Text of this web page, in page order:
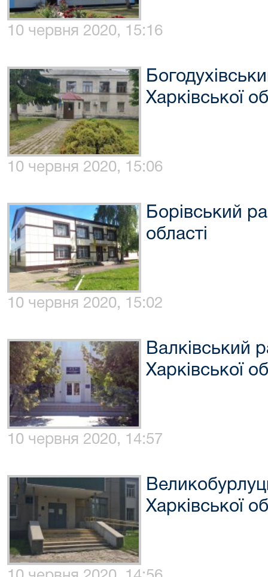
10 червня 2020, 15:16
Харківської
10 червня 2020, 15:06
Борівський
області
10 червня 2020, 15:02
Валківський
Харківської
10 червня 2020, 14:57
Харківської